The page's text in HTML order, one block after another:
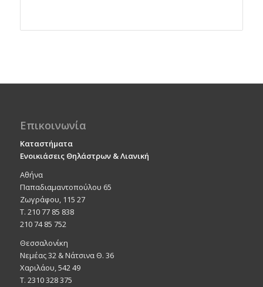
Επικοινωνία
Καταστήματα
Ενοικιάσεις Θηλάστρων & Λιανική
Αθήνα
Παπαδιαμαντοπούλου 65
Ζωγράφου, 115 27
Τ. 210 77 85 838
210 74 85 752
Θεσσαλονίκη
Νεμέας 32 & Νάτσινα Θ. 36
Χαριλάου, 542 49
T. 2310 328 375